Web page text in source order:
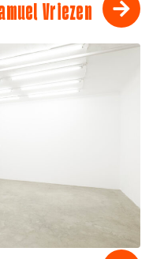
Vriezen